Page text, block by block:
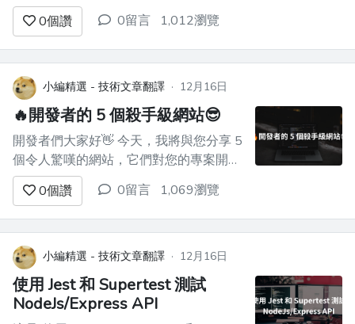
數位世界中提供了策略優勢。 在本文
中，我匯總了將這些開源專案設定為
**AWESOME** 層級的關鍵點！ 🚀 ![哇]
(https://dev-to-
uploads.s3.amazonaws.com/uploads...
0個讚 0留言 1,012瀏覽
小編精選 - 技術文章翻譯 · 12月16日
🔥開發者的 5 個殺手級網站😎
開發者們大家好👋 今天，我將與您分享 5
個令人驚嘆的網站，它們對您的專案開發
有幫助，也可以節省您的寶貴時間⏱。
## 1️⃣ Flaticon Flaticon 是最大的圖示資料
庫。您可以在這裡找到各種圖示、介面圖
示、動畫圖示和貼紙，並可以以多種格式
免費下載，例如 PNG、SVG...
0個讚 0留言 1,069瀏覽
小編精選 - 技術文章翻譯 · 12月16日
使用 Jest 和 Supertest 測試
NodeJs/Express API